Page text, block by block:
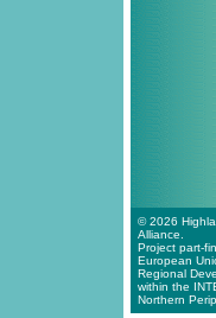
© 2026
Alliance.
Project part-
European
Regional
within the
Northern